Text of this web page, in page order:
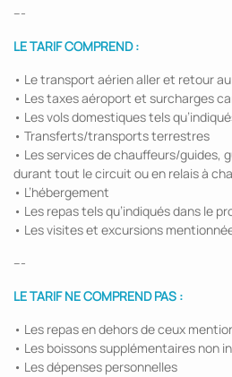
---
LE TARIF COMPREND :
• Le transport aérien aller et retour
• Les taxes aéroport et surcharges
• Les vols domestiques tels
• Transferts/transports terrestres
• Les services de chauffeurs/guides,
durant tout le circuit ou en relais à
• L’hébergement
• Les repas tels qu’indiqués dans le
• Les visites et excursions
---
LE TARIF NE COMPREND PAS :
• Les repas en dehors de ceux
• Les boissons supplémentaires non
• Les dépenses personnelles